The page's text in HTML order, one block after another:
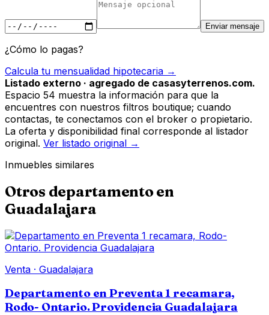
Enviar mensaje
¿Cómo lo pagas?
Calcula tu mensualidad hipotecaria →
Listado externo · agregado de casasyterrenos.com.
Espacio 54 muestra la información para que la
encuentres con nuestros filtros boutique; cuando
contactas, te conectamos con el broker o propietario.
La oferta y disponibilidad final corresponde al listador
original. Ver listado original →
Inmuebles similares
Otros departamentoen
Guadalajara
Venta · Guadalajara
Departamento en Preventa 1 recamara,
Rodo- Ontario. Providencia Guadalajara